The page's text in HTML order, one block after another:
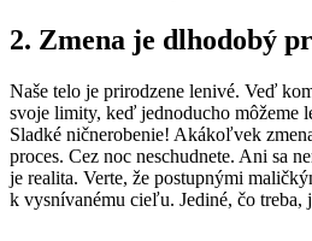
2. Zmena je dlhodobý
Naše telo je prirodzene lenivé. Veď
svoje limity, keď jednoducho môžeme
Sladké ničnerobenie! Akákoľvek
proces. Cez noc neschudnete. Ani sa
je realita. Verte, že postupnými
k vysnívanému cieľu. Jediné, čo treba,